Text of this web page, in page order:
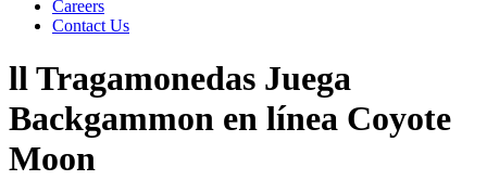
Careers
Contact Us
ll Tragamonedas Juega
Backgammon en línea Coyote
Moon